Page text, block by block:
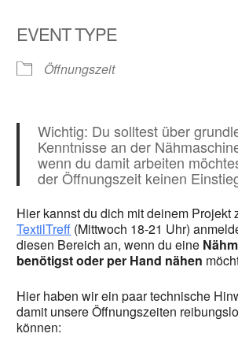
EVENT TYPE
Öffnungszeit
Wichtig: Du solltest über
Kenntnisse an der
wenn du damit arbeiten
der Öffnungszeit keinen
Hier kannst du dich mit deinem Projekt
TextilTreff (Mittwoch 18-21 Uhr)
diesen Bereich an, wenn du eine
benötigst oder per Hand nähen
Hier haben wir ein paar technische
damit unsere Öffnungszeiten
können: